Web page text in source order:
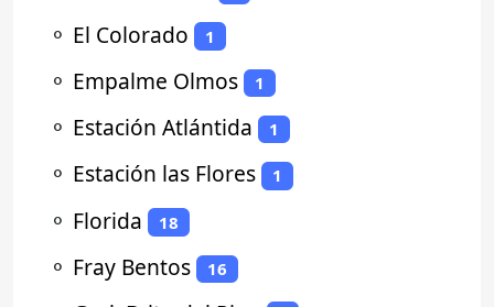
⚬ El Colorado 1
⚬ Empalme Olmos 1
⚬ Estación Atlántida 1
⚬ Estación las Flores 1
⚬ Florida 18
⚬ Fray Bentos 16